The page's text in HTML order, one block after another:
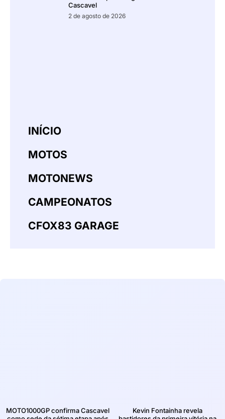
Cascavel
2 de agosto de 2026
INÍCIO
MOTOS
MOTONEWS
CAMPEONATOS
CFOX83 GARAGE
MOTO1000GP confirma Cascavel
Kevin Fontainha revela